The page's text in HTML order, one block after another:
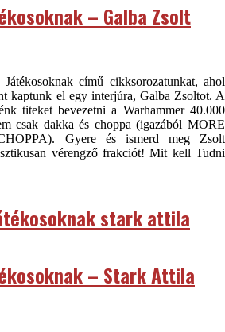
– Galba Zsolt
című cikksorozatunkat, ahol
kaptunk el egy interjúra, Galba Zsoltot. A
titeket bevezetni a Warhammer 40.000
csak dakka és choppa (igazából MORE
Gyere és ismerd meg Zsolt
vérengző frakciót! Mit kell Tudni
– Stark Attila